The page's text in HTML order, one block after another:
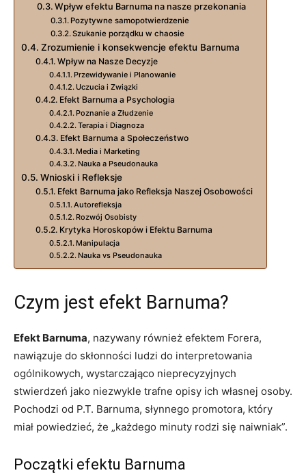
Wpływ efektu Barnuma na nasze przekonania
Pozytywne samopotwierdzenie
Szukanie porządku w chaosie
Zrozumienie i konsekwencje efektu Barnuma
Wpływ na Nasze Decyzje
Przewidywanie i Planowanie
Uczucia i Związki
Efekt Barnuma a Psychologia
Poznanie a Złudzenie
Terapia i Diagnoza
Efekt Barnuma a Społeczeństwo
Media i Marketing
Nauka a Pseudonauka
Wnioski i Refleksje
Efekt Barnuma jako Refleksja Naszej Osobowości
Autorefleksja
Rozwój Osobisty
Krytyka Horoskopów i Efektu Barnuma
Manipulacja
Nauka vs Pseudonauka
Czym jest efekt Barnuma?
Efekt Barnuma, nazywany również efektem Forera,
nawiązuje do skłonności ludzi do interpretowania
ogólnikowych, wystarczająco nieprecyzyjnych
stwierdzeń jako niezwykle trafne opisy ich własnej osoby.
Pochodzi od P.T. Barnuma, słynnego promotora, który
miał powiedzieć, że „każdego minuty rodzi się naiwniak”.
Początki efektu Barnuma